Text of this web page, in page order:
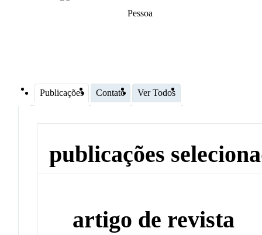
Pessoa
Publicações Contato Ver Todos
publicações
artigo de revista